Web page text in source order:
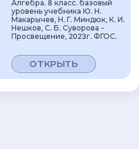
Алгебра. 8 класс. базовый
уровень учебника Ю. Н.
Макарычев, Н. Г. Миндюк, К. И.
Нешков, С. Б. Суворова -
Просвещение, 2023г. ФГОС.
ОТКРЫТЬ